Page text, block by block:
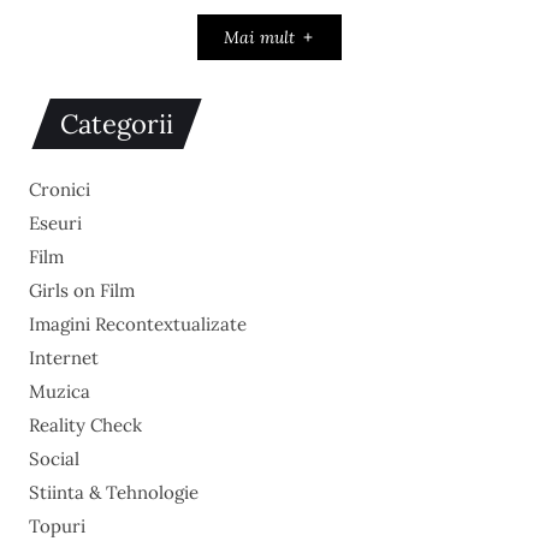
Mai mult
Categorii
Cronici
Eseuri
Film
Girls on Film
Imagini Recontextualizate
Internet
Muzica
Reality Check
Social
Stiinta & Tehnologie
Topuri